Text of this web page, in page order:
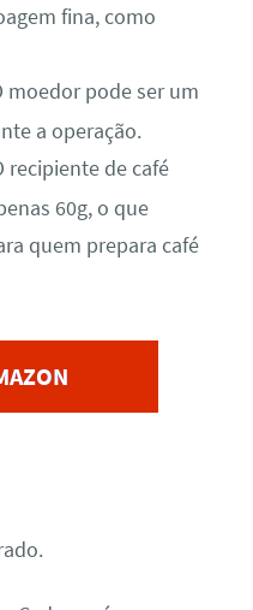
fina, como
moedor pode ser um
a operação.
recipiente de café
60g, o que
quem prepara café